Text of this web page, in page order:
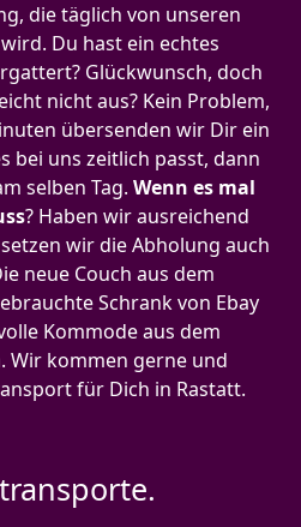
die täglich von unseren
Du hast ein echtes
Glückwunsch, doch
nicht aus? Kein Problem,
übersenden wir Dir ein
bei uns zeitlich passt, dann
selben Tag. Wenn es mal
? Haben wir ausreichend
wir die Abholung auch
neue Couch aus dem
Schrank von Ebay
Kommode aus dem
Wir kommen gerne und
für Dich in Rastatt.